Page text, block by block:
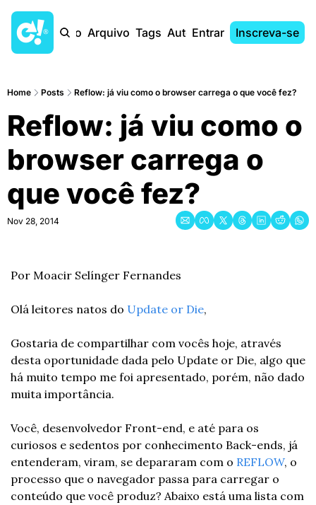
Início Arquivo Tags AutoresEntrar Inscreva-se
Home Posts Reflow: já viu como o browser carrega o que você fez?
Reflow: já viu como o
browser carrega o
que você fez?
Nov 28, 2014
Por Moacir Selínger Fernandes
Olá leitores natos do Update or Die,
Gostaria de compartilhar com vocês hoje, através
desta oportunidade dada pelo Update or Die, algo que
há muito tempo me foi apresentado, porém, não dado
muita importância.
Você, desenvolvedor Front-end, e até para os
curiosos e sedentos por conhecimento Back-ends, já
entenderam, viram, se depararam com o REFLOW, o
processo que o navegador passa para carregar o
conteúdo que você produz? Abaixo está uma lista com